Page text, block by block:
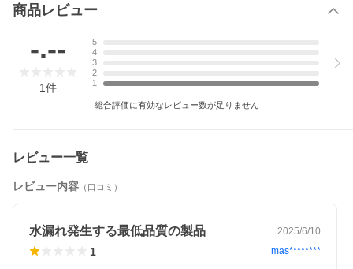
商品レビュー
-.--
1件
5
4
3
2
1
総合評価に有効なレビュー数が足りません
レビュー一覧
レビュー内容 （口コミ）
水漏れ発生する最低品質の製品 2025/6/10
1 mas********